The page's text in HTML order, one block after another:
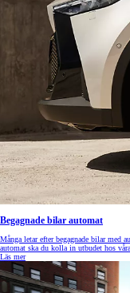
Begagnade bilar automat
Många letar efter begagnade bilar med
automat ska du kolla in utbudet hos
Läs mer